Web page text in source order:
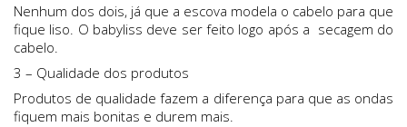
Nenhum dos dois, já que a escova modela o cabelo para que
fique liso. O babyliss deve ser feito logo após a secagem do
cabelo.
3 – Qualidade dos produtos
Produtos de qualidade fazem a diferença para que as ondas
fiquem mais bonitas e durem mais.